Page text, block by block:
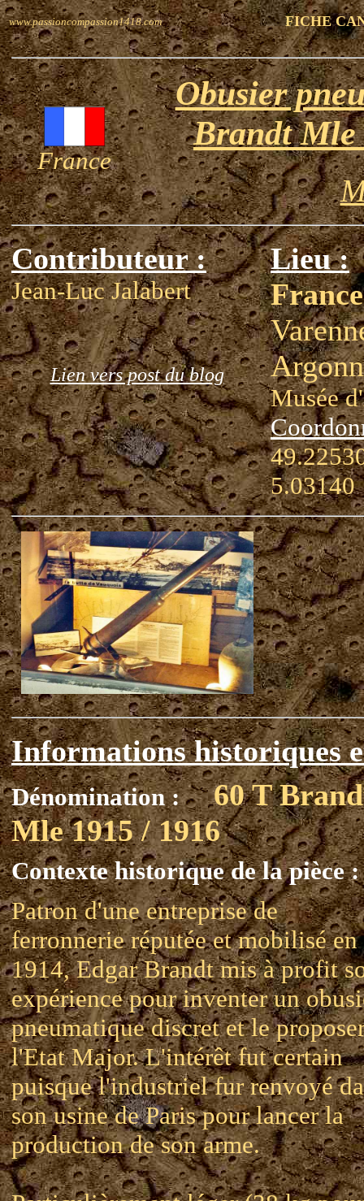
www.passioncompassion1418.com FICHE
France
Obusier
Brandt Mle
Contributeur :
Jean-Luc Jalabert
Lien vers post du blog
Lieu :
France
Musée
5.03140
Informations historiques
Dénomination :
60 T
Mle 1915 / 1916
Contexte historique de la pièce :
Patron d'une entreprise de
ferronnerie réputée et mobilisé en
1914, Edgar Brandt mis à profit
expérience pour inventer un
pneumatique discret et le
l'Etat Major. L'intérêt fut certain
puisque l'industriel fur renvoyé
son usine de Paris pour lancer la
production de son arme.